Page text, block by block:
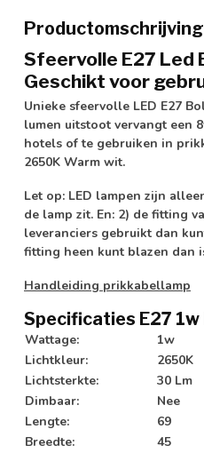
Productomschrijving
Sfeervolle E27 Led
Geschikt voor
Unieke sfeervolle LED E27
lumen uitstoot vervangt een
hotels of te gebruiken in
2650K Warm wit.
Let op: LED lampen zijn
de lamp zit. En: 2) de fitting
leveranciers gebruikt dan
fitting heen kunt blazen dan
Handleiding prikkabellamp
Specificaties E27 1w
Wattage:
1w
Lichtkleur:
2650K
Lichtsterkte:
30 Lm
Dimbaar:
Nee
Lengte:
69
Breedte:
45